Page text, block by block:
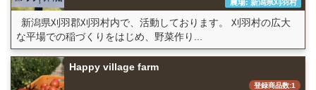
農場: 新潟県刈羽村
新潟県刈羽郡刈羽村内で、活動しております。 刈羽村の広大
な平場での稲づくりをはじめ、野菜作り...
Happy village farm
登録商品数:1